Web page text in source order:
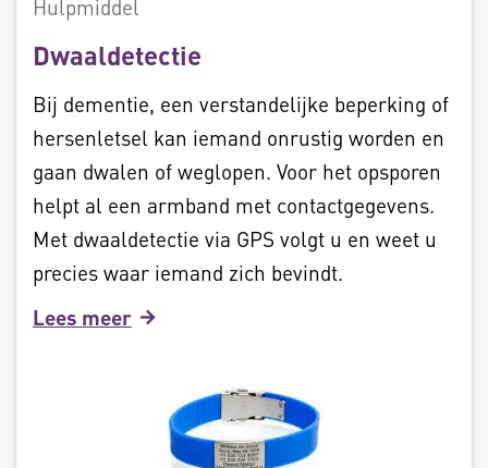
Hulpmiddel
Dwaaldetectie
Bij dementie, een verstandelijke beperking of
hersenletsel kan iemand onrustig worden en
gaan dwalen of weglopen. Voor het opsporen
helpt al een armband met contactgegevens.
Met dwaaldetectie via GPS volgt u en weet u
precies waar iemand zich bevindt.
Lees meer